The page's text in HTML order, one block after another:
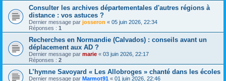
Consulter les archives départementales d'autres régions à
distance : vos astuces ?
Dernier message par josseron « 05 juin 2026, 22:34
Réponses : 1
Recherches en Normandie (Calvados) : conseils avant un
déplacement aux AD ?
Dernier message par marie « 03 juin 2026, 22:17
Réponses : 2
L’hymne Savoyard « Les Allobroges » chanté dans les écoles
Dernier message par Marmot91 « 01 juin 2026, 22:46